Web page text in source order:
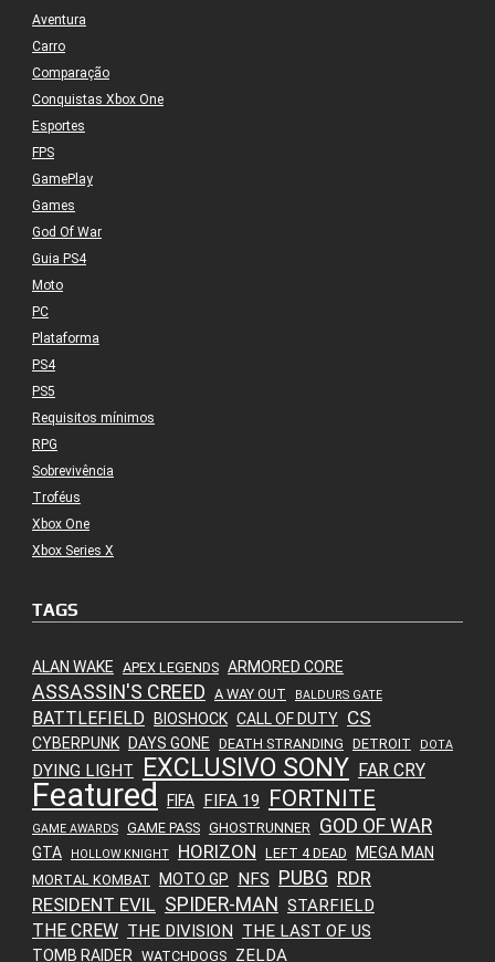
Aventura
Carro
Comparação
Conquistas Xbox One
Esportes
FPS
GamePlay
Games
God Of War
Guia PS4
Moto
PC
Plataforma
PS4
PS5
Requisitos mínimos
RPG
Sobrevivência
Troféus
Xbox One
Xbox Series X
TAGS
ALAN WAKE APEX LEGENDS ARMORED CORE
ASSASSIN'S CREED A WAY OUT BALDURS GATE
BATTLEFIELD BIOSHOCK CALL OF DUTY CS
CYBERPUNK DAYS GONE DEATH STRANDING DETROIT DOTA
DYING LIGHT EXCLUSIVO SONY FAR CRY
Featured FIFA FIFA 19 FORTNITE
GAME AWARDS GAME PASS GHOSTRUNNER GOD OF WAR
GTA HOLLOW KNIGHT HORIZON LEFT 4 DEAD MEGA MAN
MORTAL KOMBAT MOTO GP NFS PUBG RDR
RESIDENT EVIL SPIDER-MAN STARFIELD
THE CREW THE DIVISION THE LAST OF US
TOMB RAIDER WATCHDOGS ZELDA